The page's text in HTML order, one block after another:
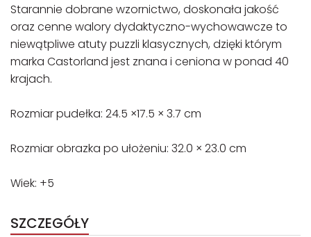
Starannie dobrane wzornictwo, doskonała jakość
oraz cenne walory dydaktyczno-wychowawcze to
niewątpliwe atuty puzzli klasycznych, dzięki którym
marka Castorland jest znana i ceniona w ponad 40
krajach.
Rozmiar pudełka: 24.5 ×17.5 × 3.7 cm
Rozmiar obrazka po ułożeniu: 32.0 × 23.0 cm
Wiek: +5
SZCZEGÓŁY